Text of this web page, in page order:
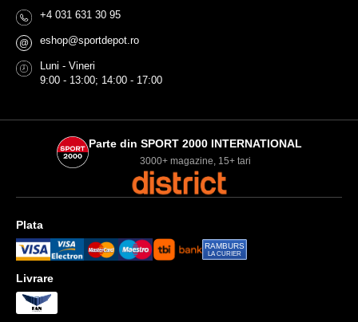
+4 031 631 30 95
@ eshop@sportdepot.ro
Luni - Vineri
9:00 - 13:00; 14:00 - 17:00
Parte din SPORT 2000 INTERNATIONAL
3000+ magazine, 15+ tari
Plata
RAMBURS
LA CURIER
Livrare